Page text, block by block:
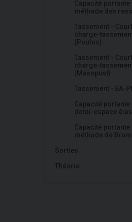
Capacité
méthode des
Tassement -
charge-
(Poulos)
Tassement -
charge-
(Masopust)
Tassement - EA-
Capacité
demi-espace
Capacité
méthode de
Sorties
Théorie